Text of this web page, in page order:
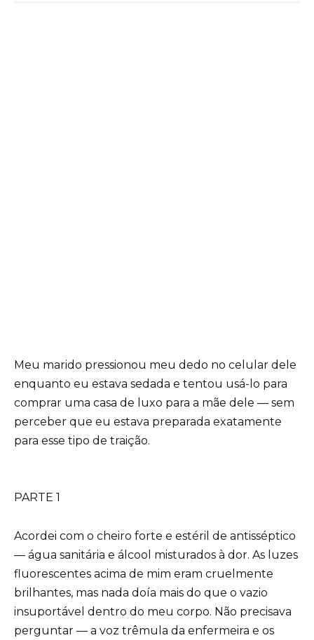
Meu marido pressionou meu dedo no celular dele
enquanto eu estava sedada e tentou usá-lo para
comprar uma casa de luxo para a mãe dele — sem
perceber que eu estava preparada exatamente
para esse tipo de traição.
PARTE 1
Acordei com o cheiro forte e estéril de antisséptico
— água sanitária e álcool misturados à dor. As luzes
fluorescentes acima de mim eram cruelmente
brilhantes, mas nada doía mais do que o vazio
insuportável dentro do meu corpo. Não precisava
perguntar — a voz trêmula da enfermeira e os